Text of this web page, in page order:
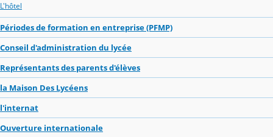
L'hôtel
Périodes de formation en entreprise (PFMP)
Conseil d'administration du lycée
Représentants des parents d'élèves
la Maison Des Lycéens
l'internat
Ouverture internationale